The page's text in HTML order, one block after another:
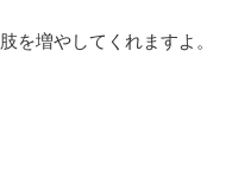
を増やしてくれますよ。